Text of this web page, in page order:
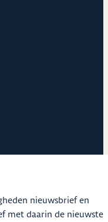
nieuwsbrief en
met daarin de nieuwste